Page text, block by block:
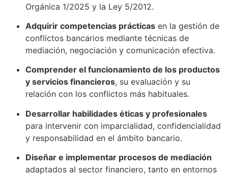
Orgánica 1/2025 y la Ley 5/2012.
Adquirir competencias prácticas en la gestión de
conflictos bancarios mediante técnicas de
mediación, negociación y comunicación efectiva.
Comprender el funcionamiento de los productos
y servicios financieros, su evaluación y su
relación con los conflictos más habituales.
Desarrollar habilidades éticas y profesionales
para intervenir con imparcialidad, confidencialidad
y responsabilidad en el ámbito bancario.
Diseñar e implementar procesos de mediación
adaptados al sector financiero, tanto en entornos